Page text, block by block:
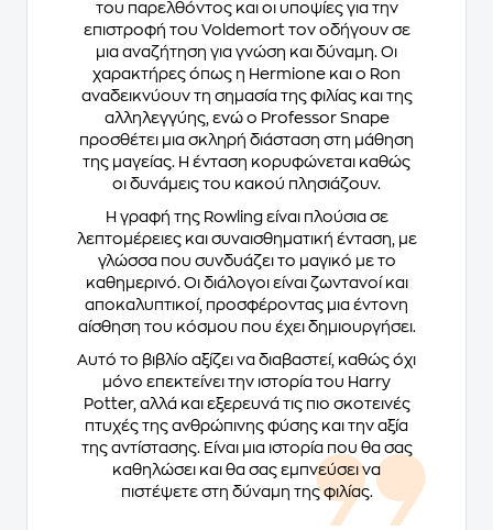
του παρελθόντος και οι υποψίες για την
επιστροφή του Voldemort τον οδήγουν σε
μια αναζήτηση για γνώση και δύναμη. Οι
χαρακτήρες όπως η Hermione και ο Ron
αναδεικνύουν τη σημασία της φιλίας και της
αλληλεγγύης, ενώ ο Professor Snape
προσθέτει μια σκληρή διάσταση στη μάθηση
της μαγείας. Η ένταση κορυφώνεται καθώς
οι δυνάμεις του κακού πλησιάζουν.
Η γραφή της Rowling είναι πλούσια σε
λεπτομέρειες και συναισθηματική ένταση, με
γλώσσα που συνδυάζει το μαγικό με το
καθημερινό. Οι διάλογοι είναι ζωντανοί και
αποκαλυπτικοί, προσφέροντας μια έντονη
αίσθηση του κόσμου που έχει δημιουργήσει.
Αυτό το βιβλίο αξίζει να διαβαστεί, καθώς όχι
μόνο επεκτείνει την ιστορία του Harry
Potter, αλλά και εξερευνά τις πιο σκοτεινές
πτυχές της ανθρώπινης φύσης και την αξία
της αντίστασης. Είναι μια ιστορία που θα σας
καθηλώσει και θα σας εμπνεύσει να
πιστέψετε στη δύναμη της φιλίας.